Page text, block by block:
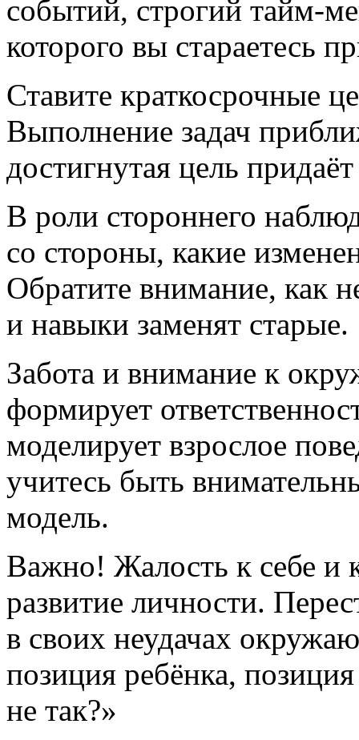
событий, строгий тайм-
которого вы стараетесь
Ставите краткосрочные
Выполнение задач
достигнутая цель
В роли стороннего
со стороны, какие
Обратите внимание, как
и навыки заменят старые.
Забота и внимание к
формирует
моделирует взрослое
учитесь быть
модель.
Важно! Жалость к себе и
развитие личности.
в своих неудачах
позиция ребёнка,
не так?»